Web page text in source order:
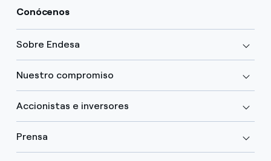
Conócenos
Sobre Endesa
Nuestro compromiso
Accionistas e inversores
Prensa